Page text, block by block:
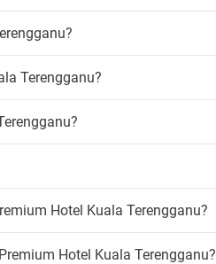
Terengganu?
Hotel Kuala Terengganu?
Hotel Kuala Terengganu?